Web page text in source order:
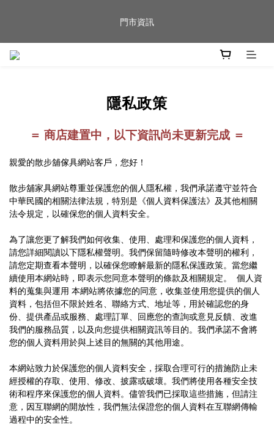
群門市展示中✨
門市資訊
新品到貨｜日本燈具品牌 Ambientec 年度新品 Barcarolle 臺中樂
群門市展示中✨
隱私政策
＝ 商店建置中，以下資訊尚未更新完成 ＝
親愛的散步舖傢具網站客戶，您好！
散步舖家具網站尊重並保護您的個人隱私權，我們承諾遵守並符合
中華民國的相關法律法規，特別是《個人資料保護法》及其他相關
法令規定，以確保您的個人資料安全。
為了讓您更了解我們如何收集、使用、處理和保護您的個人資料，
請您詳細閱讀以下隱私權聲明。我們保留隨時修改本聲明的權利，
請您定期查看本聲明，以確保您瞭解最新的隱私保護政策。當您繼
續使用本網站時，即表示您同意本聲明的條款及相關規定。 個人資
料的蒐集與運用 本網站將依據您的同意，收集並使用您提供的個人
資料，包括但不限於姓名、聯絡方式、地址等，用於確認您的身
份、提供產品或服務、處理訂單、回應您的查詢或意見反饋、改進
我們的服務品質，以及向您提供相關資訊等目的。我們承諾不會將
您的個人資料用於與上述目的無關的其他用途。
本網站致力於保護您的個人資料安全，採取合理可行的措施防止未
經授權的存取、使用、修改、披露或破壞。我們將使用各種安全技
術和程序來保護您的個人資料。儘管我們已採取這些措施，但請注
意，因互聯網的開放性，我們無法保證您的個人資料在互聯網傳輸
過程中的安全性。